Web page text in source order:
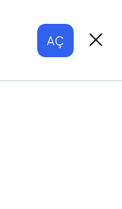
AÇ